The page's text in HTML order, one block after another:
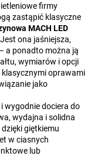
firmy
zastąpić klasyczne
MACH LED
ona jaśniejsza,
a ponadto można ją
wymiarów i opcji
klasycznymi oprawami
jako
wygodnie dociera do
wydajna i solidna
giętkiemu
w ciasnych
lub